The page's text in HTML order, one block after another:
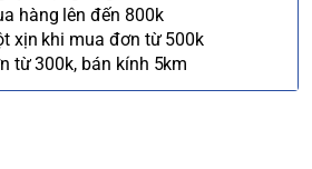
hàng lên đến 800k
xịn khi mua đơn từ 500k
từ 300k, bán kính 5km